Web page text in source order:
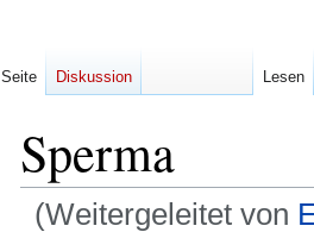
Sperma
(Weitergeleitet von
Seite Diskussion Lesen